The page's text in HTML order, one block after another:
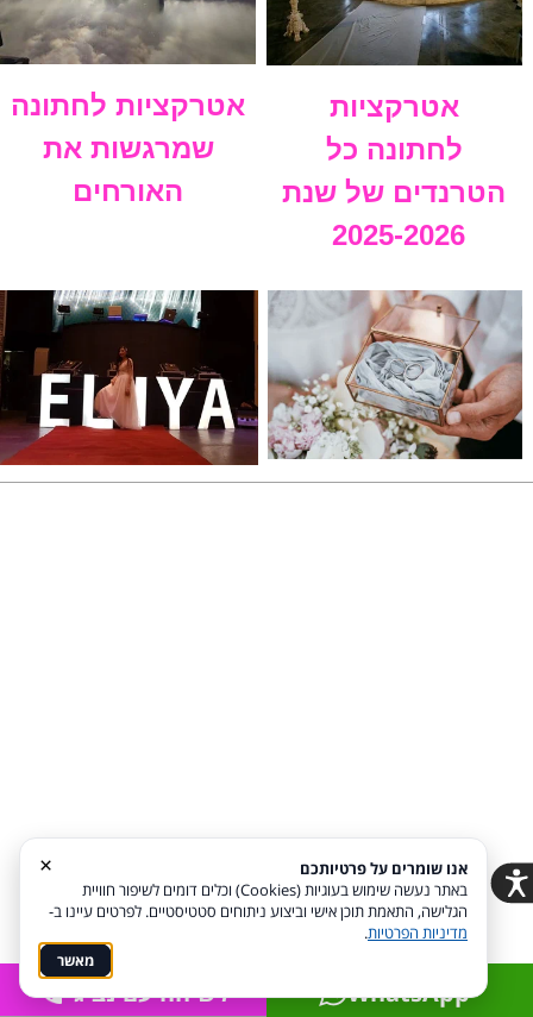
אטרקציות
לחתונה כל
הטרנדים של שנת
2025-2026
אטרקציות לחתונה
שמרגשות את
האורחים
WhatsApp לשיחה עם נציג
×
אנו שומרים על פרטיותכם
באתר נעשה שימוש בעוגיות (Cookies) וכלים דומים לשיפור חוויית
הגלישה, התאמת תוכן אישי וביצוע ניתוחים סטטיסטיים. לפרטים עיינו ב-
מדיניות הפרטיות.
מאשר